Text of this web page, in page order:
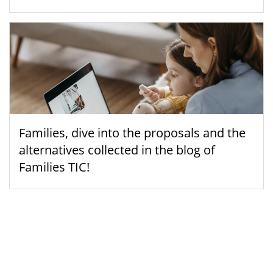
Families, dive into the proposals and the
alternatives collected in the blog of
Families TIC!